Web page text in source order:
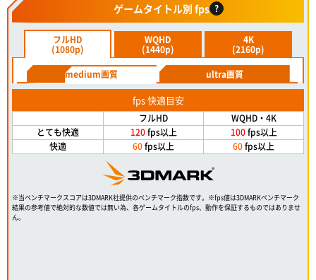
ゲームタイトル別 fps ?
フルHD
(1080p)
WQHD
(1440p)
4K
(2160p)
medium画質
ultra画質
fps 快適目安
フルHD
WQHD・4K
とても快適
120fps以上 100fps以上
快適
60fps以上 60fps以上
※当ベンチマークスコアは3DMARK社提供のベンチマーク指数です。※fps値は3DMARKベンチマーク
結果の参考値で絶対的な数値では無い為、各ゲームタイトルのfps、動作を保証するものではありませ
ん。